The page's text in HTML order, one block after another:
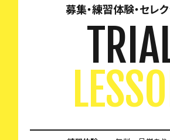
募集・練習体験・セレ